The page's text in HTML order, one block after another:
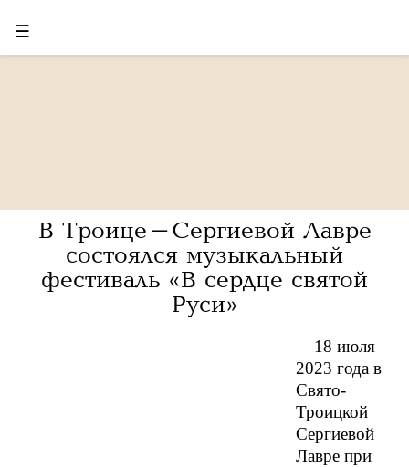
☰
В Троице-Сергиевой Лавре
состоялся музыкальный
фестиваль «В сердце святой
Руси»
18 июля
2023 года в
Свято-
Троицкой
Сергиевой
Лавре при